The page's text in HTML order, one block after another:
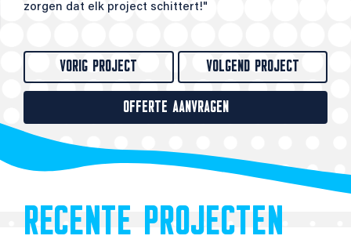
zorgen dat elk project schittert!"
VORIG PROJECT VOLGEND PROJECT
OFFERTE AANVRAGEN
RECENTE PROJECTEN